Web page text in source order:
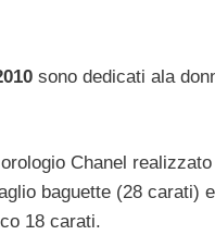
sono dedicati ala
Chanel
baguette (28 carati)
18 carati.